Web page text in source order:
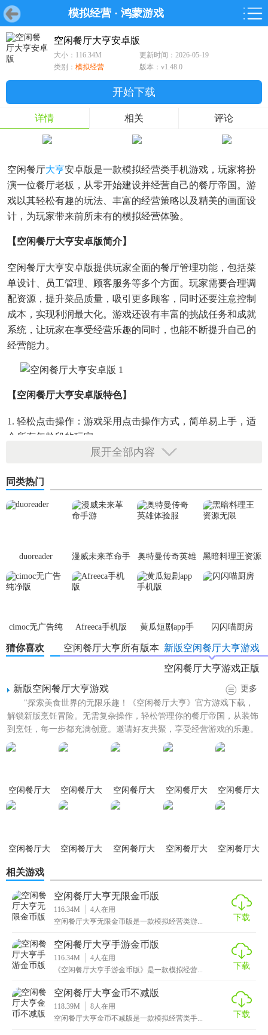
模拟经营 · 鸿蒙游戏
首页 游戏 软件
首页 游戏 软件 鸿蒙
游戏
鸿蒙
软件
专题
空闲餐厅大亨安卓版
大小：116.34M
更新时间：2026-05-19
类别： 模拟经营 版本：v1.48.0
开始下载
详情 相关 评论
空闲餐厅大亨安卓版是一款模拟经营类手机游戏，玩家将扮
演一位餐厅老板，从零开始建设并经营自己的餐厅帝国。游
戏以其轻松有趣的玩法、丰富的经营策略以及精美的画面设
计，为玩家带来前所未有的模拟经营体验。
【空闲餐厅大亨安卓版简介】
空闲餐厅大亨安卓版提供玩家全面的餐厅管理功能，包括菜
单设计、员工管理、顾客服务等多个方面。玩家需要合理调
配资源，提升菜品质量，吸引更多顾客，同时还要注意控制
成本，实现利润最大化。游戏还设有丰富的挑战任务和成就
系统，让玩家在享受经营乐趣的同时，也能不断提升自己的
经营能力。
【空闲餐厅大亨安卓版特色】
1. 轻松点击操作：游戏采用点击操作方式，简单易上手，适
合所有年龄段的玩家。
足不同顾客的需求。
3. 自由装修店铺：提供多种装修风格供玩家选择，打造独具
特色的餐厅环境。
【空闲餐厅大亨安卓版亮点】
富积累。
2. 季节性活动：定期推出节日活动，增加游戏的趣味性和挑
3. 成就系统：完成特定任务即可获得丰厚奖励，激励玩家不
断进步。
的游戏体验。
1. 创建餐厅：选择初始餐厅位置和装修风格，开始你的经营
2. 研发菜品：通过研发新菜品吸引顾客，提升餐厅知名度。
3. 管理员工：招聘并培训员工，提升服务质量和效率。
4. 参与活动：完成季节性活动任务，获取额外奖励和成就点
数。
锁店。
【空闲餐厅大亨安卓版推荐】
如果你喜欢模拟经营类游戏，并且喜欢轻松有趣的游戏体
验，那么空闲餐厅大亨安卓版绝对是一个值得一试的选择。
展开全部内容
同类热门
duoreader
漫威未来革命手
奥特曼传奇英雄
体验服
黑暗料理王资源
无限
cimoc无广告纯
净版
Afreeca手机版
黄瓜短剧app手
机版
闪闪喵厨房
猜你喜欢 新版空闲餐厅大亨游戏
空闲餐厅大亨所有版本
空闲餐厅大亨游戏正版
新版空闲餐厅大亨游戏
更多
"探索美食世界的无限乐趣！《空闲餐厅大亨》官方游戏下载，
解锁新版烹饪冒险。无需复杂操作，轻松管理你的餐厅帝国，从装饰
到烹饪，每一步都充满创意。邀请好友共聚，享受经营游戏的乐趣。
无论你是烹饪大师还是设计...
空闲餐厅大
空闲餐厅大
亨金币不减
空闲餐厅大
亨免广告版
空闲餐厅大
亨无限金币
空闲餐厅大
亨中文版
空闲餐厅大
空闲餐厅大
空闲餐厅大
空闲餐厅大
空闲餐厅大
相关游戏
空闲餐厅大亨无限金币版
116.34M 4 人在用
空闲餐厅大亨无限金币版是一款模拟经营类游...
下载
空闲餐厅大亨手游金币版
116.34M 4 人在用
《空闲餐厅大亨手游金币版》是一款模拟经营...
下载
空闲餐厅大亨金币不减版
118.39M 8 人在用
空闲餐厅大亨金币不减版是一款模拟经营类手...
下载